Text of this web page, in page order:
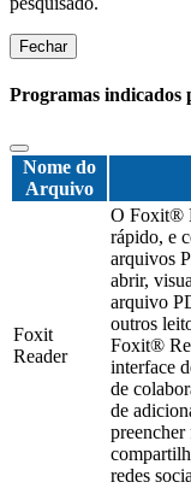
Fechar
Programas
Nome do
Arquivo
Foxit
Reader
O Foxit®
rápido, e
arquivos
abrir,
arquivo
outros
Foxit®
interface
de
de
redes